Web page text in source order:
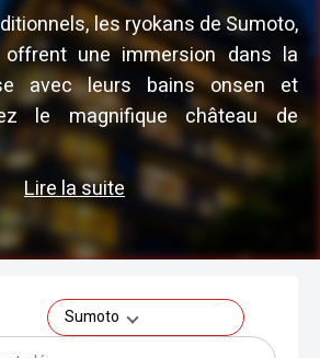
les ryokans de Sumoto,
offrent une immersion dans la
avec leurs bains onsen et
le magnifique château de
Lire la suite
Sumoto